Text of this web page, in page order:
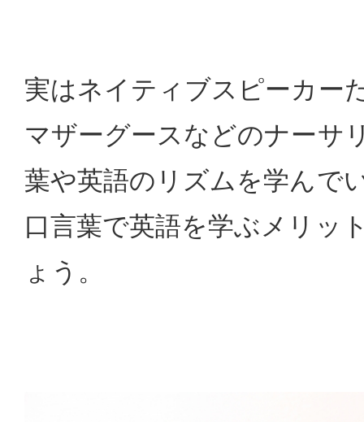
実はネイティブスピーカー
マザーグースなどのナーサ
葉や英語のリズムを学んで
口言葉で英語を学ぶメリッ
ょう。